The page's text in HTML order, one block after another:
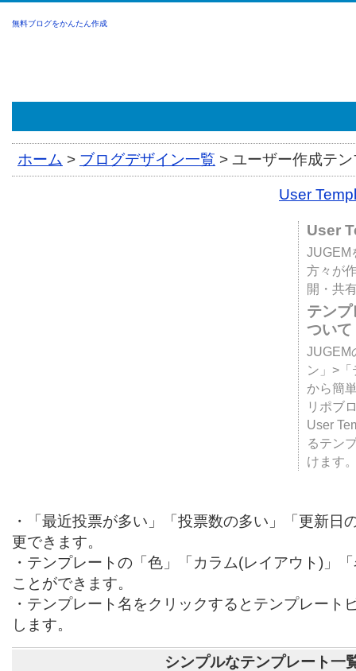
無料ブログをかんたん作成
ホーム > ブログデザイン一覧 > ユーザー作成テ
User
User
JUGEM
方々が
開・共
テン
ついて
JUGEM
ン」>
から簡
リポブ
User
るテン
けます
・「最近投票が多い」「投票数の多い」「更新日
更できます。
・テンプレートの「色」「カラム(レイアウト)」
ことができます。
・テンプレート名をクリックするとテンプレート
します。
シンプルなテンプレート一